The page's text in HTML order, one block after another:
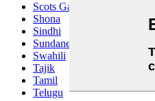
Scots Gaelic
Shona
Sindhi
Sundanese
Swahili
Tajik
Tamil
Telugu